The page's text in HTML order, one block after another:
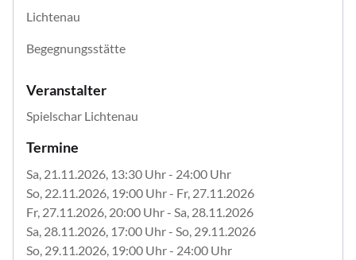
Lichtenau
Begegnungsstätte
Veranstalter
Spielschar Lichtenau
Termine
Sa, 21.11.2026 , 13:30 Uhr- 24:00 Uhr
So, 22.11.2026 , 19:00 Uhr- Fr, 27.11.2026
Fr, 27.11.2026 , 20:00 Uhr- Sa, 28.11.2026
Sa, 28.11.2026 , 17:00 Uhr- So, 29.11.2026
So, 29.11.2026 , 19:00 Uhr- 24:00 Uhr